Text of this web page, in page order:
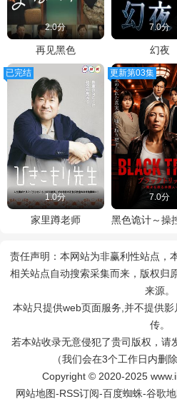
2.0分
再见黑色
7.0分
幻夜
已完结
1.0分
家里蹲老师
更新第03集
7.0分
责任声明：本网站为非赢利性站点，
相关站点自动搜索采集而来，版权归
来源。
本站只提供web页面服务,并不提供
传。
若本站收录无意侵犯了贵司版权，请
（我们会在3个工作日内删
Copyright © 2020-2025
网站地图-RSS订阅-百度蜘蛛-谷歌